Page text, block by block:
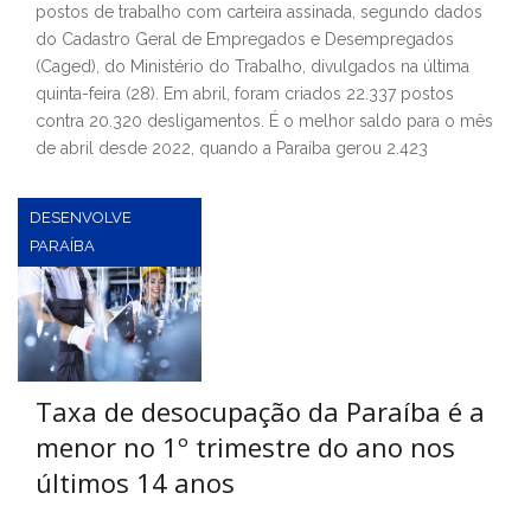
postos de trabalho com carteira assinada, segundo dados
do Cadastro Geral de Empregados e Desempregados
(Caged), do Ministério do Trabalho, divulgados na última
quinta-feira (28). Em abril, foram criados 22.337 postos
contra 20.320 desligamentos. É o melhor saldo para o mês
de abril desde 2022, quando a Paraíba gerou 2.423
DESENVOLVE
PARAÍBA
Taxa de desocupação da Paraíba é a
menor no 1º trimestre do ano nos
últimos 14 anos